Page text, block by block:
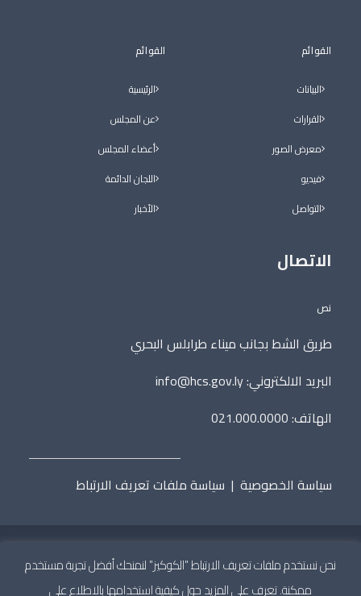
القوائم
البيانات
القرارات
معرض الصور
فيديو
التواصل
القوائم
الرئيسية
عن المجلس
أعضاء المجلس
اللجان الدائمة
الأخبار
الاتصال
نص
طريق الشط بجانب ميناء طرابلس البحري
البريد الالكتروني:info@hcs.gov.ly
الهاتف: 021.000.0000
سياسة الخصوصية | سياسة ملفات تعريف الارتباط
جميع الحقوق محفوظة © 2020 المجلس الأعلى للدولة. تطوير
نحن نستخدم ملفات تعريف الارتباط "الكوكيز" لنمنحك أفضل تجربة مستخدم
ممكنة. تعرف على المزيد حول كيفية استخدامها بالاطلاع على